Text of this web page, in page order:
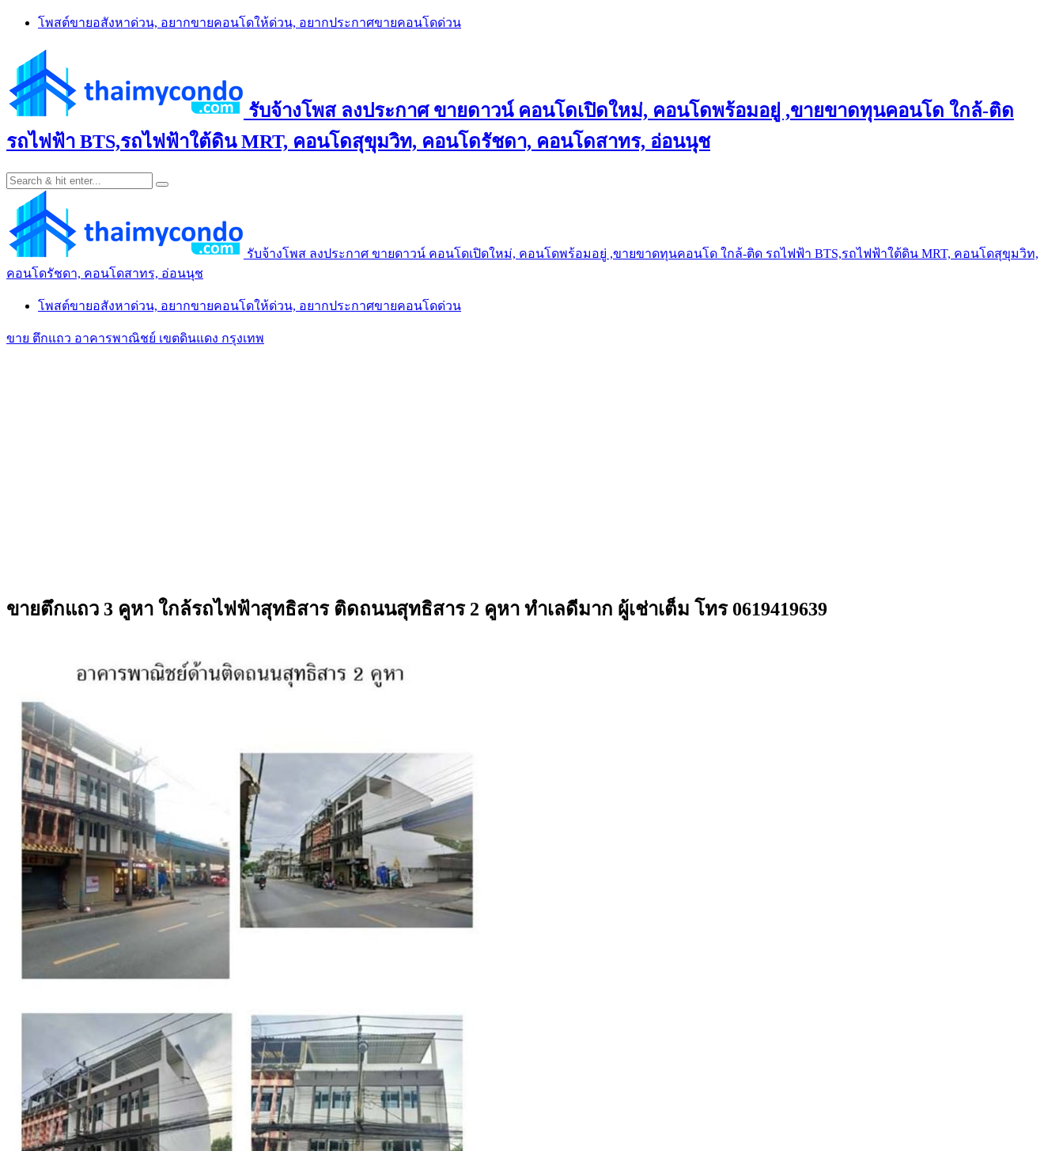
Skip
โพสต์ขายอสังหาด่วน, อยากขายคอนโดให้ด่วน, อยากประกาศขายคอนโดด่วน
รับจ้างโพส ลงประกาศ ขายดาวน์ คอนโดเปิดใหม่, คอนโดพร้อมอยู่ ,ขายขาดทุนคอนโด ใกล้-ติด
รถไฟฟ้า BTS,รถไฟฟ้าใต้ดิน MRT, คอนโดสุขุมวิท, คอนโดรัชดา, คอนโดสาทร, อ่อนนุช
รับจ้างโพส ลงประกาศ ขายดาวน์ คอนโดเปิดใหม่, คอนโดพร้อมอยู่ ,ขายขาดทุนคอนโด ใกล้-ติด รถไฟฟ้า BTS,รถไฟฟ้าใต้ดิน MRT, คอนโดสุขุมวิท,
คอนโดรัชดา, คอนโดสาทร, อ่อนนุช
โพสต์ขายอสังหาด่วน, อยากขายคอนโดให้ด่วน, อยากประกาศขายคอนโดด่วน
ขาย ตึกแถว อาคารพาณิชย์ เขตดินแดง กรุงเทพ
ขายตึกแถว 3 คูหา ใกล้รถไฟฟ้าสุทธิสาร ติดถนนสุทธิสาร 2 คูหา ทำเลดีมาก ผู้เช่าเต็ม โทร 0619419639